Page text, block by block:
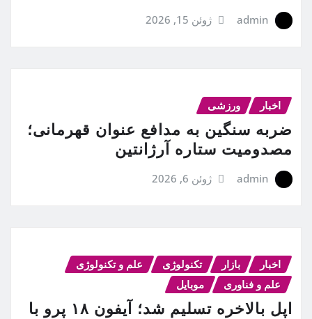
admin ژوئن 15, 2026
اخبار ورزشی
ضربه سنگین به مدافع عنوان قهرمانی؛
مصدومیت ستاره آرژانتین
admin ژوئن 6, 2026
اخبار بازار تکنولوژی
علم و تکنولوژی
علم و فناوری
موبایل
اپل بالاخره تسلیم شد؛ آیفون ۱۸ پرو با